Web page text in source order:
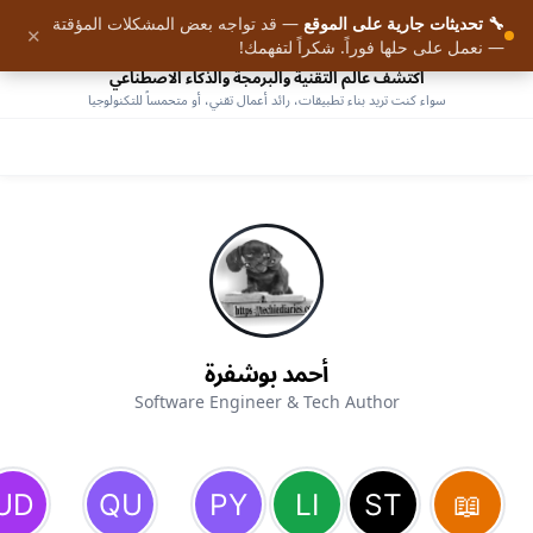
اكتشف عالم التقنية والبرمجة والذكاء الاصطناعي
سواء كنت تريد بناء تطبيقات، رائد أعمال تقني، أو متحمساً للتكنولوجيا
تفعيل الجرس أو الاشتراك
الرئيسية
أحمد بوشفرة
Software Engineer & Tech Author
🔧 تحديثات جارية على الموقع — قد تواجه بعض المشكلات المؤقتة
— نعمل على حلها فوراً. شكراً لتفهمك!
✕